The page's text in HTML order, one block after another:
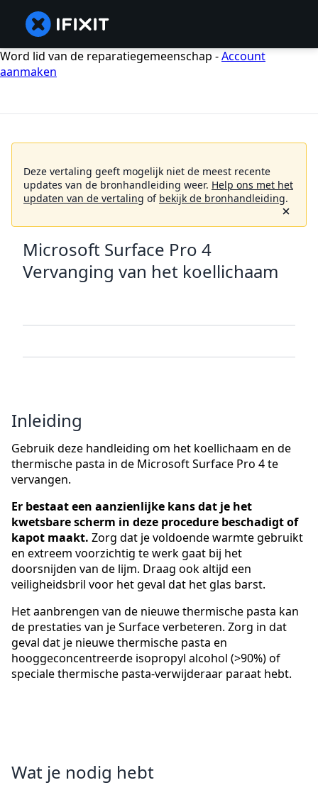
Word lid van de reparatiegemeenschap -Account
aanmaken
Deze vertaling geeft mogelijk niet de meest recente
updates van de bronhandleiding weer. Help ons met het
updaten van de vertaling of bekijk de bronhandleiding.
Microsoft Surface Pro 4
Vervanging van het koellichaam
Inleiding
Gebruik deze handleiding om het koellichaam en de
thermische pasta in de Microsoft Surface Pro 4 te
vervangen.
Er bestaat een aanzienlijke kans dat je het
kwetsbare scherm in deze procedure beschadigt of
kapot maakt. Zorg dat je voldoende warmte gebruikt
en extreem voorzichtig te werk gaat bij het
doorsnijden van de lijm. Draag ook altijd een
veiligheidsbril voor het geval dat het glas barst.
Het aanbrengen van de nieuwe thermische pasta kan
de prestaties van je Surface verbeteren. Zorg in dat
geval dat je nieuwe thermische pasta en
hooggeconcentreerde isopropyl alcohol (>90%) of
speciale thermische pasta-verwijderaar paraat hebt.
Wat je nodig hebt